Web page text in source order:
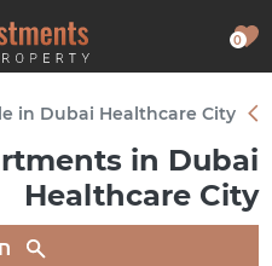
0
in Dubai Healthcare City
in Dubai
Healthcare City